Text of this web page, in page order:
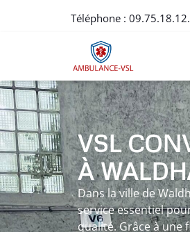
Téléphone :
VSL
À
Dans la ville de
service essentiel
qualité. Grâce à une